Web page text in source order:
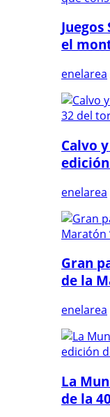
el
enelarea
Calvo
enelarea
Gran
de la
enelarea
La
de la